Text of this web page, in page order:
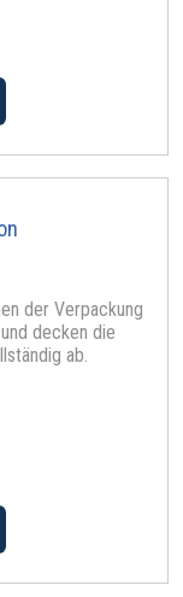
der Verpackung
decken die
ab.